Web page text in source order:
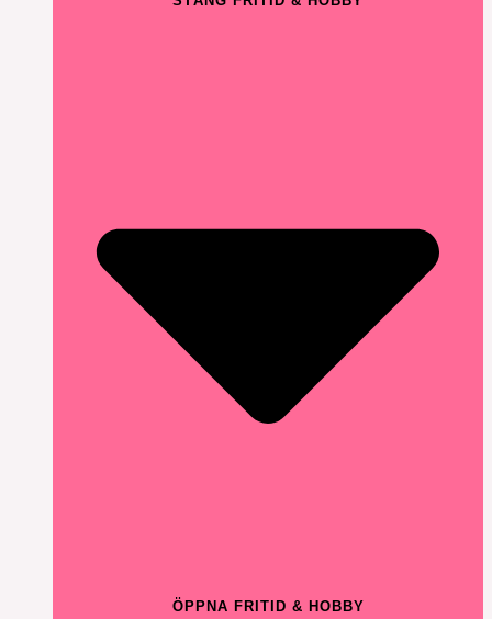
ÖPPNA FRITID & HOBBY